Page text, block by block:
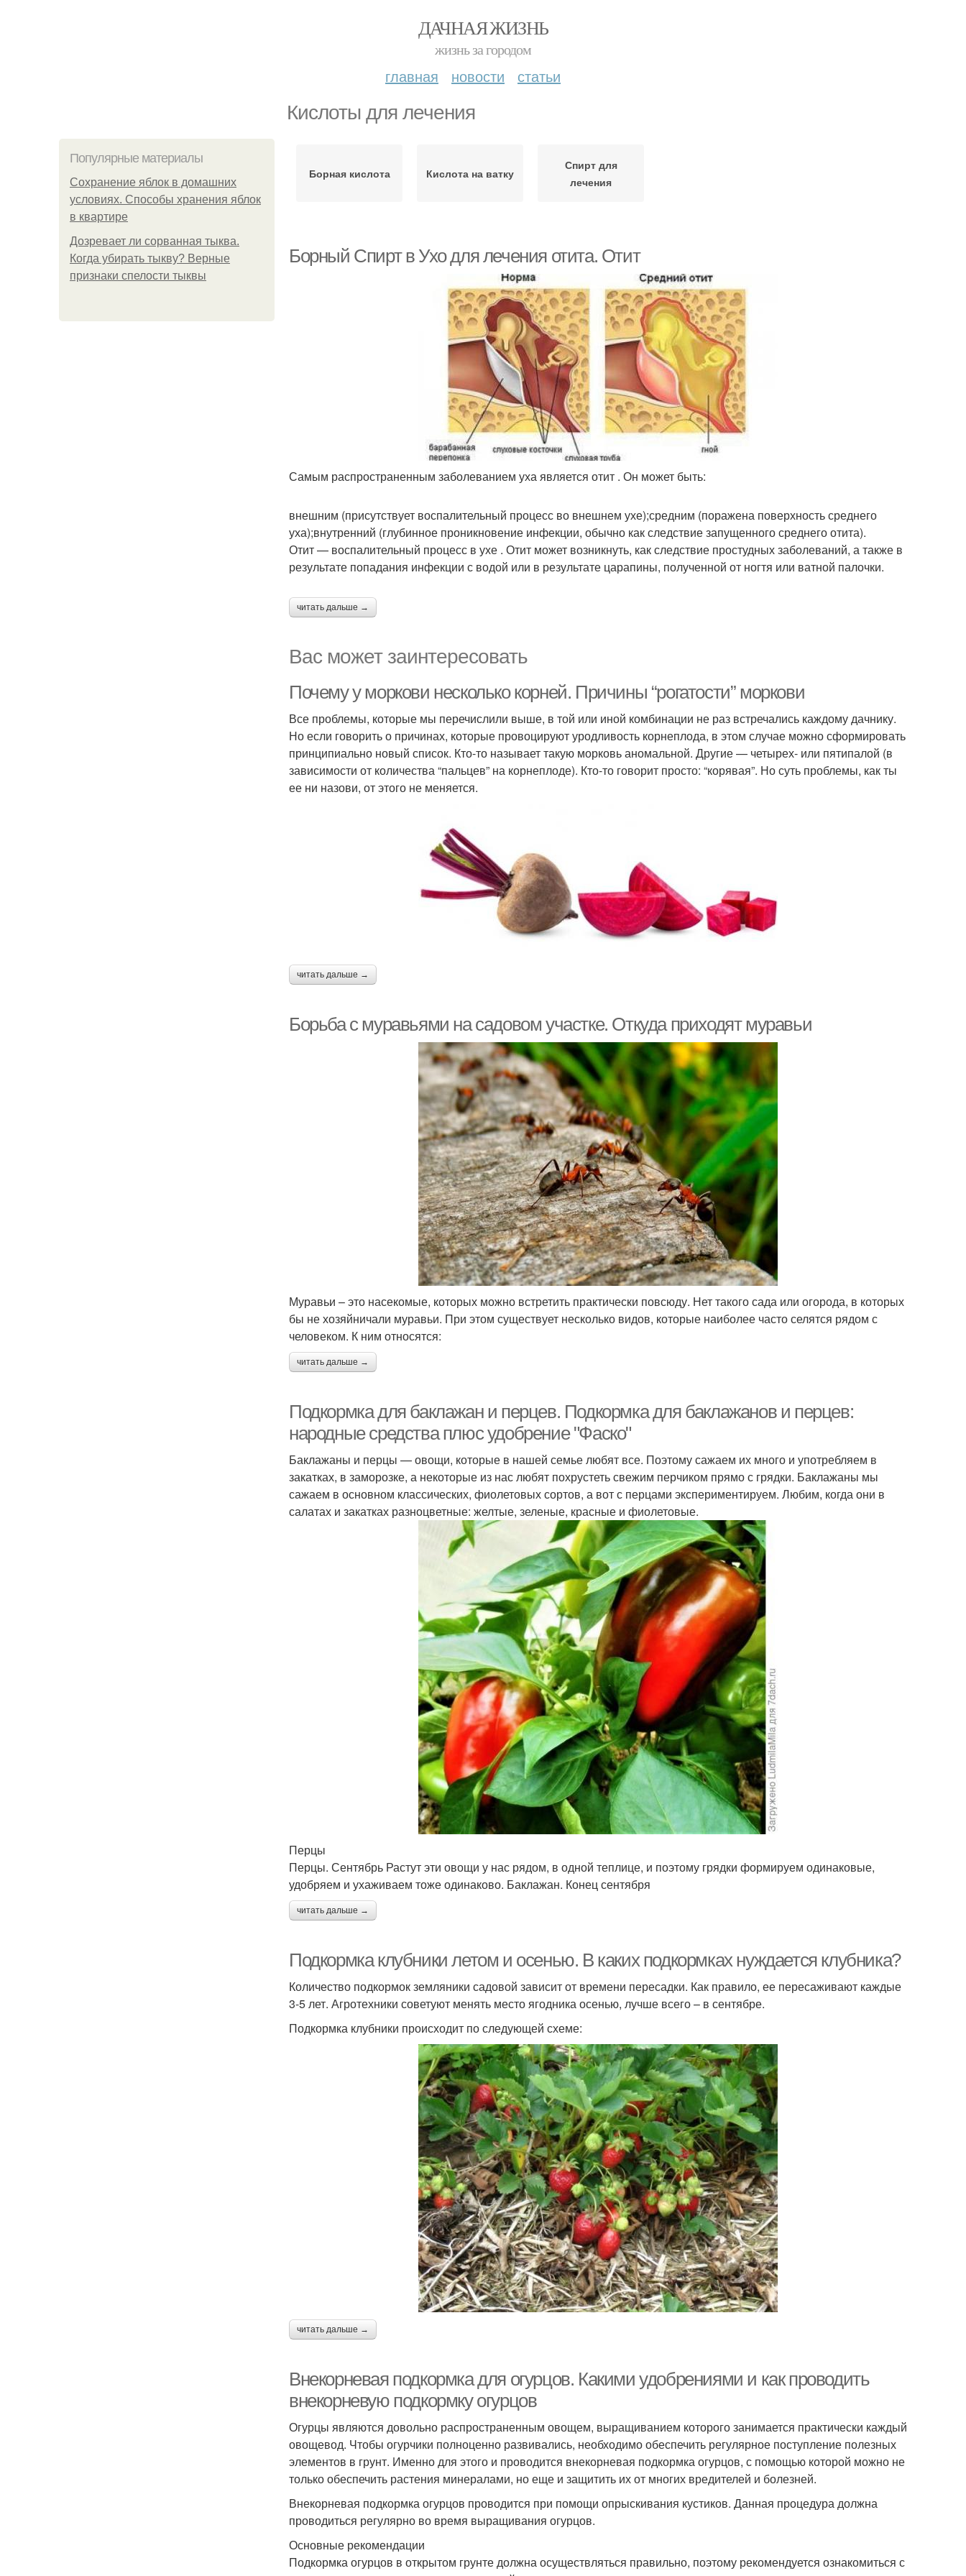
ДАЧНАЯ ЖИЗНЬ
жизнь за городом
главная новости статьи
Кислоты для лечения
Популярные материалы
Сохранение яблок в домашних
условиях. Способы хранения яблок
в квартире
Дозревает ли сорванная тыква.
Когда убирать тыкву? Верные
признаки спелости тыквы
Борная кислота Кислота на ватку
Спирт для
лечения
Борный Спирт в Ухо для лечения отита. Отит
Самым распространенным заболеванием уха является отит . Он может быть:
внешним (присутствует воспалительный процесс во внешнем ухе);средним (поражена поверхность среднего
уха);внутренний (глубинное проникновение инфекции, обычно как следствие запущенного среднего отита).
Отит — воспалительный процесс в ухе . Отит может возникнуть, как следствие простудных заболеваний, а также в
результате попадания инфекции с водой или в результате царапины, полученной от ногтя или ватной палочки.
читать дальше →
Вас может заинтересовать
Почему у моркови несколько корней. Причины “рогатости” моркови
Все проблемы, которые мы перечислили выше, в той или иной комбинации не раз встречались каждому дачнику.
Но если говорить о причинах, которые провоцируют уродливость корнеплода, в этом случае можно сформировать
принципиально новый список. Кто-то называет такую морковь аномальной. Другие — четырех- или пятипалой (в
зависимости от количества “пальцев” на корнеплоде). Кто-то говорит просто: “корявая”. Но суть проблемы, как ты
ее ни назови, от этого не меняется.
читать дальше →
Борьба с муравьями на садовом участке. Откуда приходят муравьи
Муравьи – это насекомые, которых можно встретить практически повсюду. Нет такого сада или огорода, в которых
бы не хозяйничали муравьи. При этом существует несколько видов, которые наиболее часто селятся рядом с
человеком. К ним относятся:
читать дальше →
Подкормка для баклажан и перцев. Подкормка для баклажанов и перцев:
народные средства плюс удобрение "Фаско"
Баклажаны и перцы — овощи, которые в нашей семье любят все. Поэтому сажаем их много и употребляем в
закатках, в заморозке, а некоторые из нас любят похрустеть свежим перчиком прямо с грядки. Баклажаны мы
сажаем в основном классических, фиолетовых сортов, а вот с перцами экспериментируем. Любим, когда они в
салатах и закатках разноцветные: желтые, зеленые, красные и фиолетовые.
Перцы
Перцы. Сентябрь Растут эти овощи у нас рядом, в одной теплице, и поэтому грядки формируем одинаковые,
удобряем и ухаживаем тоже одинаково. Баклажан. Конец сентября
читать дальше →
Подкормка клубники летом и осенью. В каких подкормках нуждается клубника?
Количество подкормок земляники садовой зависит от времени пересадки. Как правило, ее пересаживают каждые
3-5 лет. Агротехники советуют менять место ягодника осенью, лучше всего – в сентябре.
Подкормка клубники происходит по следующей схеме:
читать дальше →
Внекорневая подкормка для огурцов. Какими удобрениями и как проводить
внекорневую подкормку огурцов
Огурцы являются довольно распространенным овощем, выращиванием которого занимается практически каждый
овощевод. Чтобы огурчики полноценно развивались, необходимо обеспечить регулярное поступление полезных
элементов в грунт. Именно для этого и проводится внекорневая подкормка огурцов, с помощью которой можно не
только обеспечить растения минералами, но еще и защитить их от многих вредителей и болезней.
Внекорневая подкормка огурцов проводится при помощи опрыскивания кустиков. Данная процедура должна
проводиться регулярно во время выращивания огурцов.
Основные рекомендации
Подкормка огурцов в открытом грунте должна осуществляться правильно, поэтому рекомендуется ознакомиться с